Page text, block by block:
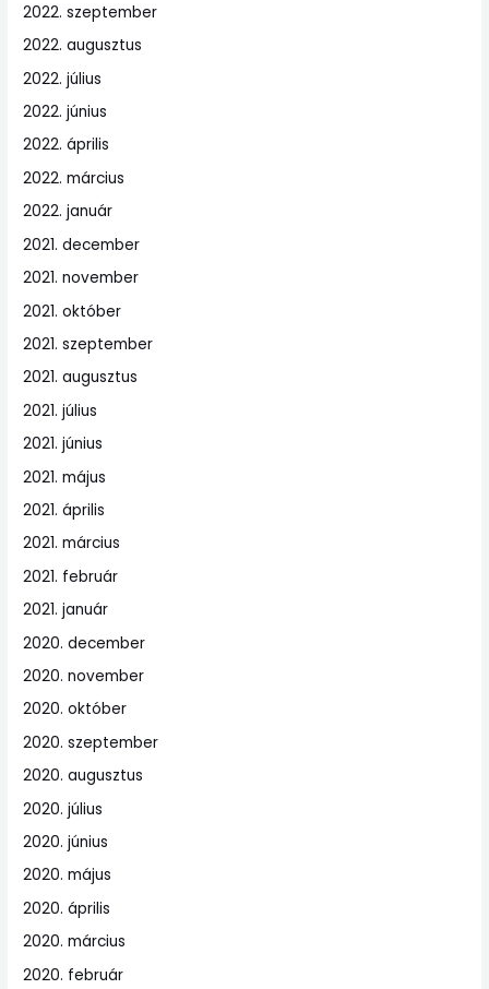
2022. szeptember
2022. augusztus
2022. július
2022. június
2022. április
2022. március
2022. január
2021. december
2021. november
2021. október
2021. szeptember
2021. augusztus
2021. július
2021. június
2021. május
2021. április
2021. március
2021. február
2021. január
2020. december
2020. november
2020. október
2020. szeptember
2020. augusztus
2020. július
2020. június
2020. május
2020. április
2020. március
2020. február